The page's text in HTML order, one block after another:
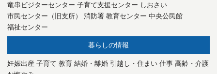
竜串ビジターセンター 子育て支援センター しおさい
市民センター（旧支所）
消防署 教育センター 中央公民館
福祉センター
暮らしの情報
妊娠出産 子育て 教育 結婚・離婚 引越し・住まい 仕事 高齢・介護